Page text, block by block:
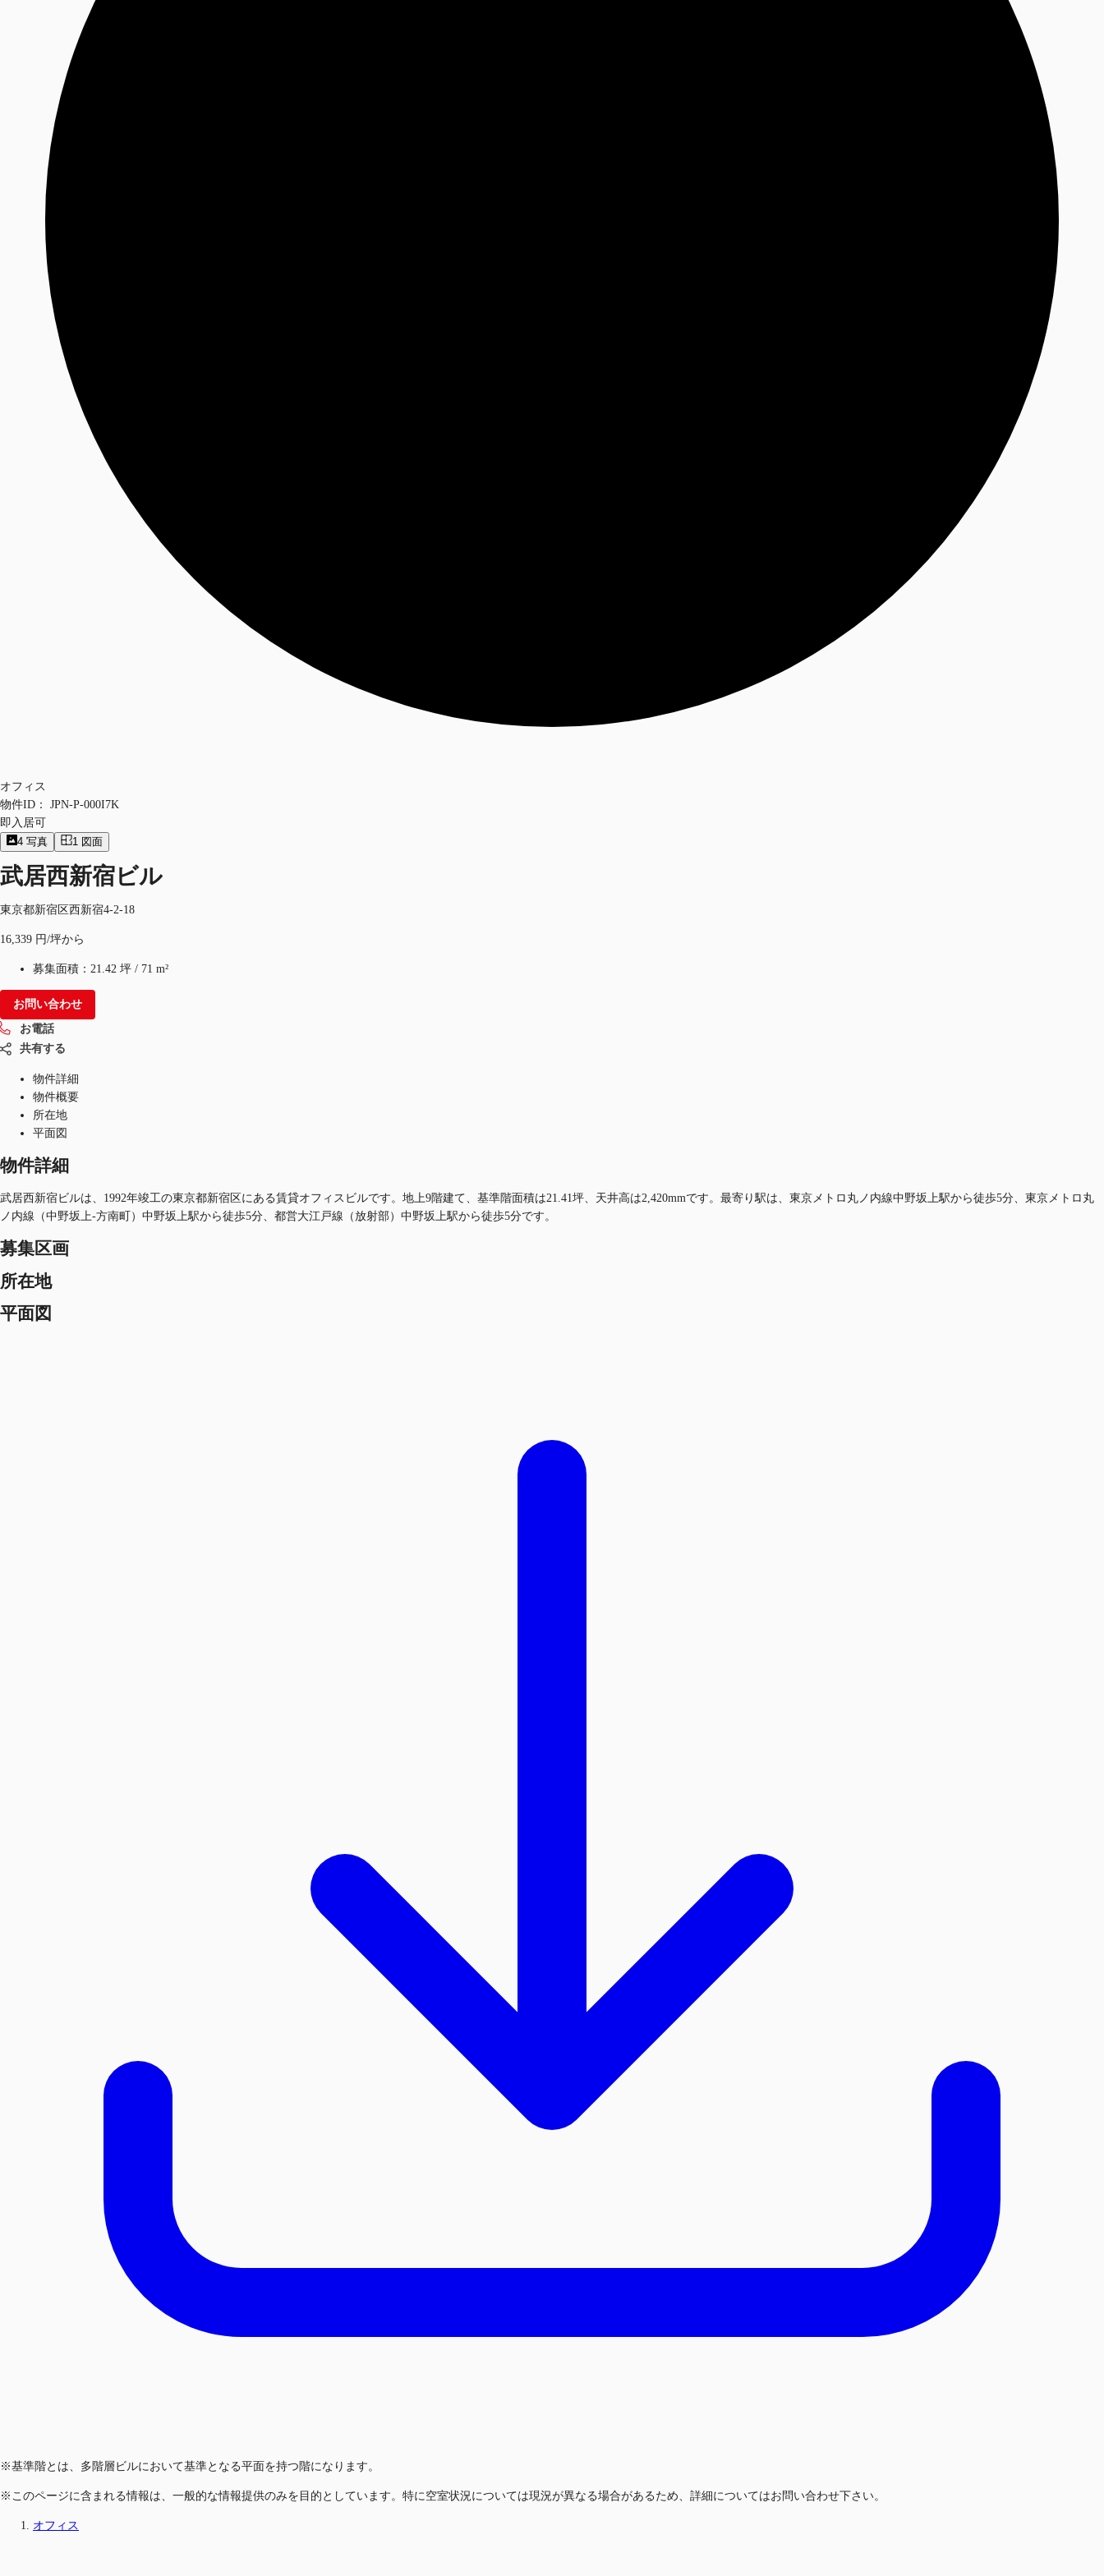
オフィス
物件ID：
JPN-P-000I7K
即入居可
4 写真 1 図面
武居西新宿ビル
東京都新宿区西新宿4-2-18
16,339 円/坪から
募集面積： 21.42 坪 / 71 m²
お問い合わせ
お電話
共有する
物件詳細
物件概要
所在地
平面図
物件詳細
武居西新宿ビルは、1992年竣工の東京都新宿区にある賃貸オフィスビルです。地上9階建て、基準階面積は21.41坪、天井高は2,420mmです。最寄り駅は、東京メトロ丸ノ内線中野坂上駅から徒歩5分、東京メトロ丸
ノ内線（中野坂上-方南町）中野坂上駅から徒歩5分、都営大江戸線（放射部）中野坂上駅から徒歩5分です。
募集区画
所在地
平面図
※基準階とは、多階層ビルにおいて基準となる平面を持つ階になります。
※このページに含まれる情報は、一般的な情報提供のみを目的としています。特に空室状況については現況が異なる場合があるため、詳細についてはお問い合わせ下さい。
オフィス